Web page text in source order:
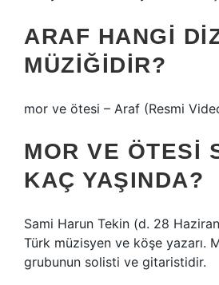
ARAF HANGI
MÜZIĞIDIR?
mor ve ötesi – Araf (Resmi
MOR VE ÖTESI
KAÇ YAŞINDA?
Sami Harun Tekin (d. 28
Türk müzisyen ve köşe yazarı.
grubunun solisti ve gitaristidir.